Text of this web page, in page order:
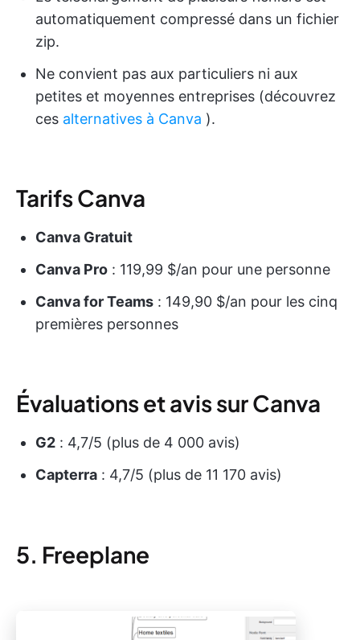
automatiquement compressé dans un fichier
zip.
Ne convient pas aux particuliers ni aux
petites et moyennes entreprises (découvrez
ces alternatives à Canva ).
Tarifs Canva
Canva Gratuit
Canva Pro : 119,99 $/an pour une personne
Canva for Teams : 149,90 $/an pour les cinq
premières personnes
Évaluations et avis sur Canva
G2 : 4,7/5 (plus de 4 000 avis)
Capterra : 4,7/5 (plus de 11 170 avis)
5. Freeplane